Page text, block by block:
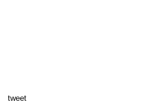
tweet